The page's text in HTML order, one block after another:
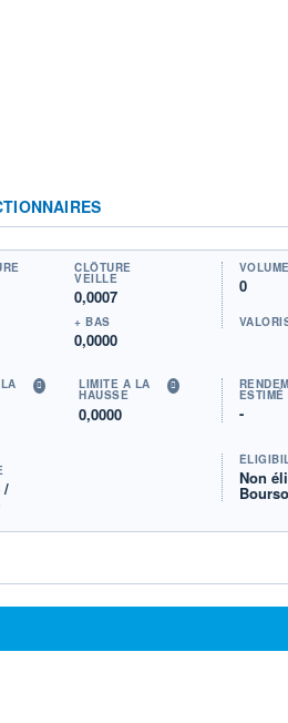
CLÔTURE
VEILLE
0,0007
+ BAS
0,0000
VOLUME
0
LIMITE À LA
HAUSSE
0,0000
ESTIMÉ
-
/
Non